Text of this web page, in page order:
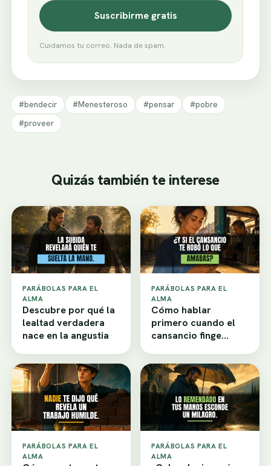
Suscribirme gratis
Cuidamos tu correo. Nada de spam.
#bendecir #Menesteroso #pensar
#pobre
#proveer
Quizás también te interese
PARÁBOLAS PARA EL
ALMA
Descubre por qué la
lealtad verdadera
nace en la angustia
PARÁBOLAS PARA EL
ALMA
Cómo hablar
primero cuando el
cansancio finge
PARÁBOLAS PARA EL
ALMA
PARÁBOLAS PARA EL
ALMA